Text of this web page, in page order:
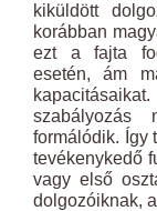
kiküldött
korábban
ezt a fajta
esetén, ám
formálódik. Így
tevékenykedő
vagy első
dolgozóiknak,